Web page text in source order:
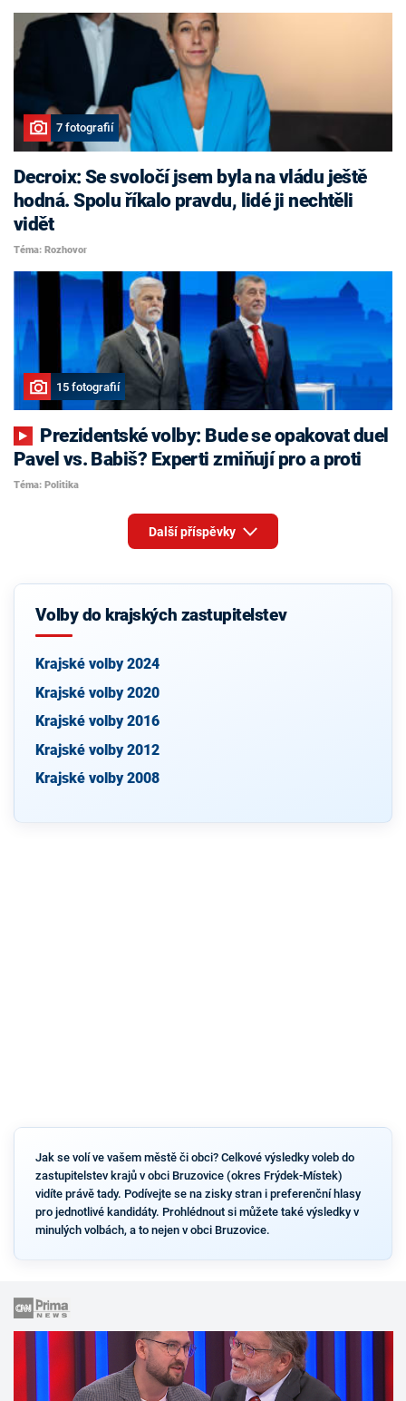
7 fotografií
Decroix: Se svoločí jsem byla na vládu ještě
hodná. Spolu říkalo pravdu, lidé ji nechtěli
vidět
Téma: Rozhovor
15 fotografií
Pavel vs. Babiš? Experti zmiňují pro a proti
Téma: Politika
Další příspěvky
Volby do krajských zastupitelstev
Krajské volby 2024
Krajské volby 2020
Krajské volby 2016
Krajské volby 2012
Krajské volby 2008
Jak se volí ve vašem městě či obci? Celkové výsledky voleb do
zastupitelstev krajů v obci Bruzovice (okres Frýdek-Místek)
vidíte právě tady. Podívejte se na zisky stran i preferenční hlasy
pro jednotlivé kandidáty. Prohlédnout si můžete také výsledky v
minulých volbách, a to nejen v obci Bruzovice.